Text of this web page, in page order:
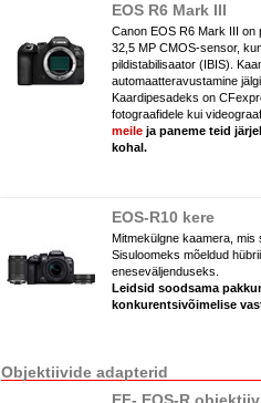
EOS R6 Mark III
Canon EOS R6 Mark III on
32,5 MP CMOS-sensor,
pildistabilisaator (IBIS).
automaatteravustamine
Kaardipesadeks on
fotograafidele kui
meile ja paneme teid
kohal.
EOS-R10 kere
Mitmekülgne kaamera, mis
Sisuloomeks mõeldud
eneseväljenduseks.
Leidsid soodsama
konkurentsivõimelise
Objektiivide adapterid